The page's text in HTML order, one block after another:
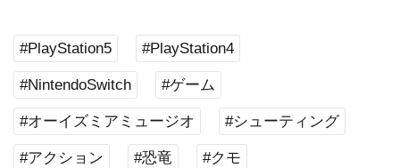
#PlayStation5 #PlayStation4
#NintendoSwitch #ゲーム
#オーイズミアミュージオ #シューティング
#アクション #恐竜 #クモ